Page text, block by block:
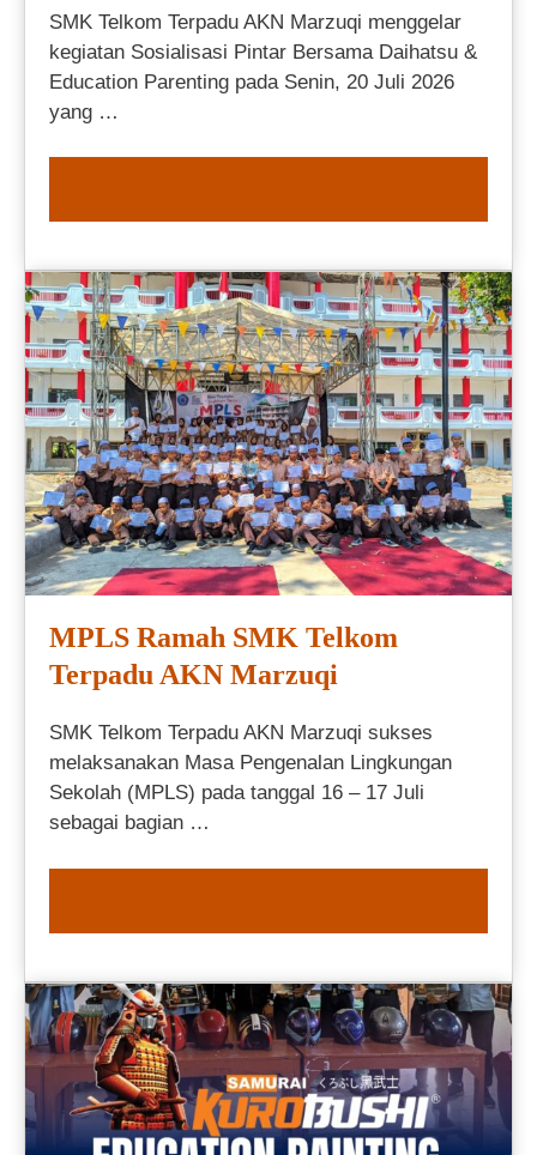
SMK Telkom Terpadu AKN Marzuqi menggelar
kegiatan Sosialisasi Pintar Bersama Daihatsu &
Education Parenting pada Senin, 20 Juli 2026
yang …
MPLS Ramah SMK Telkom
Terpadu AKN Marzuqi
SMK Telkom Terpadu AKN Marzuqi sukses
melaksanakan Masa Pengenalan Lingkungan
Sekolah (MPLS) pada tanggal 16 – 17 Juli
sebagai bagian …